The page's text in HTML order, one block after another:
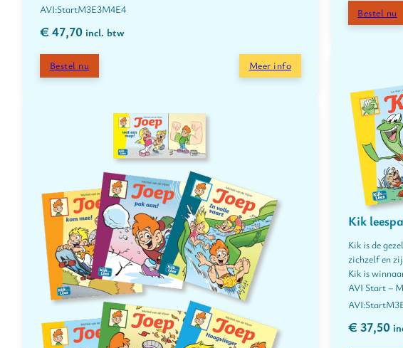
StartM3E3M4E4
€ 47,70 incl. btw
Bestel nu Meer info
Bestel nu
Kik
Kik is de
zichzelf en
Kik is
AVI Start –
StartM3
€ 37,50